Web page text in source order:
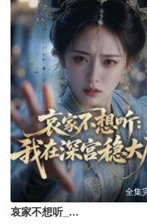
全集
哀家不想听_我在深宫稳大局